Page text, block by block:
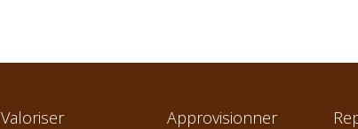
Valoriser Approvisionner